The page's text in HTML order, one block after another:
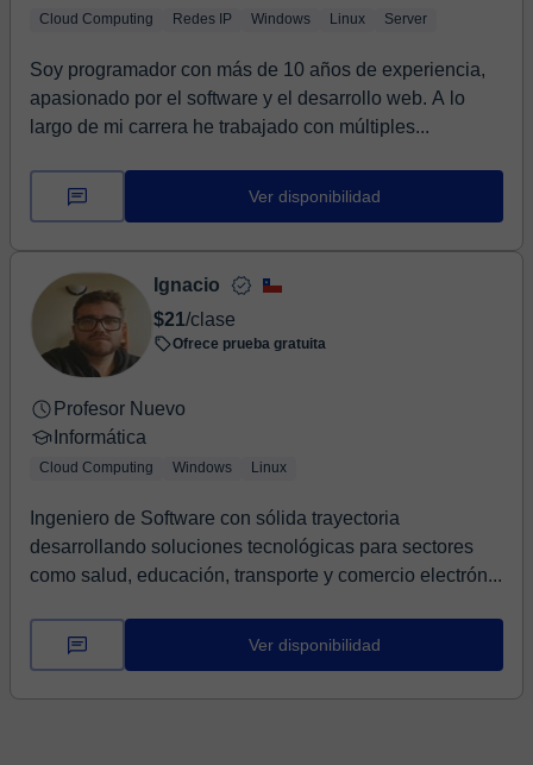
Cloud Computing Redes IP Windows Linux Server
Soy programador con más de 10 años de experiencia,
apasionado por el software y el desarrollo web. A lo
largo de mi carrera he trabajado con múltiples...
Ver disponibilidad
Ignacio
$21/clase
Ofrece prueba gratuita
Profesor Nuevo
Informática
Cloud Computing Windows Linux
Ingeniero de Software con sólida trayectoria
desarrollando soluciones tecnológicas para sectores
como salud, educación, transporte y comercio electrón...
Ver disponibilidad